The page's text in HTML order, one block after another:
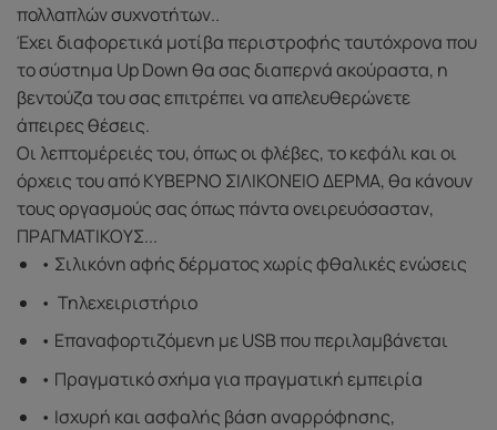
πολλαπλών συχνοτήτων..
Έχει διαφορετικά μοτίβα περιστροφής ταυτόχρονα που
το σύστημα Up Down θα σας διαπερνά ακούραστα, η
βεντούζα του σας επιτρέπει να απελευθερώνετε
άπειρες θέσεις.
Οι λεπτομέρειές του, όπως οι φλέβες, το κεφάλι και οι
όρχεις του από ΚΥΒΕΡΝΟ ΣΙΛΙΚΟΝΕΙΟ ΔΕΡΜΑ, θα κάνουν
τους οργασμούς σας όπως πάντα ονειρευόσασταν,
ΠΡΑΓΜΑΤΙΚΟΥΣ...
• Σιλικόνη αφής δέρματος χωρίς φθαλικές ενώσεις
• Τηλεχειριστήριο
• Επαναφορτιζόμενη με USB που περιλαμβάνεται
• Πραγματικό σχήμα για πραγματική εμπειρία
• Ισχυρή και ασφαλής βάση αναρρόφησης,